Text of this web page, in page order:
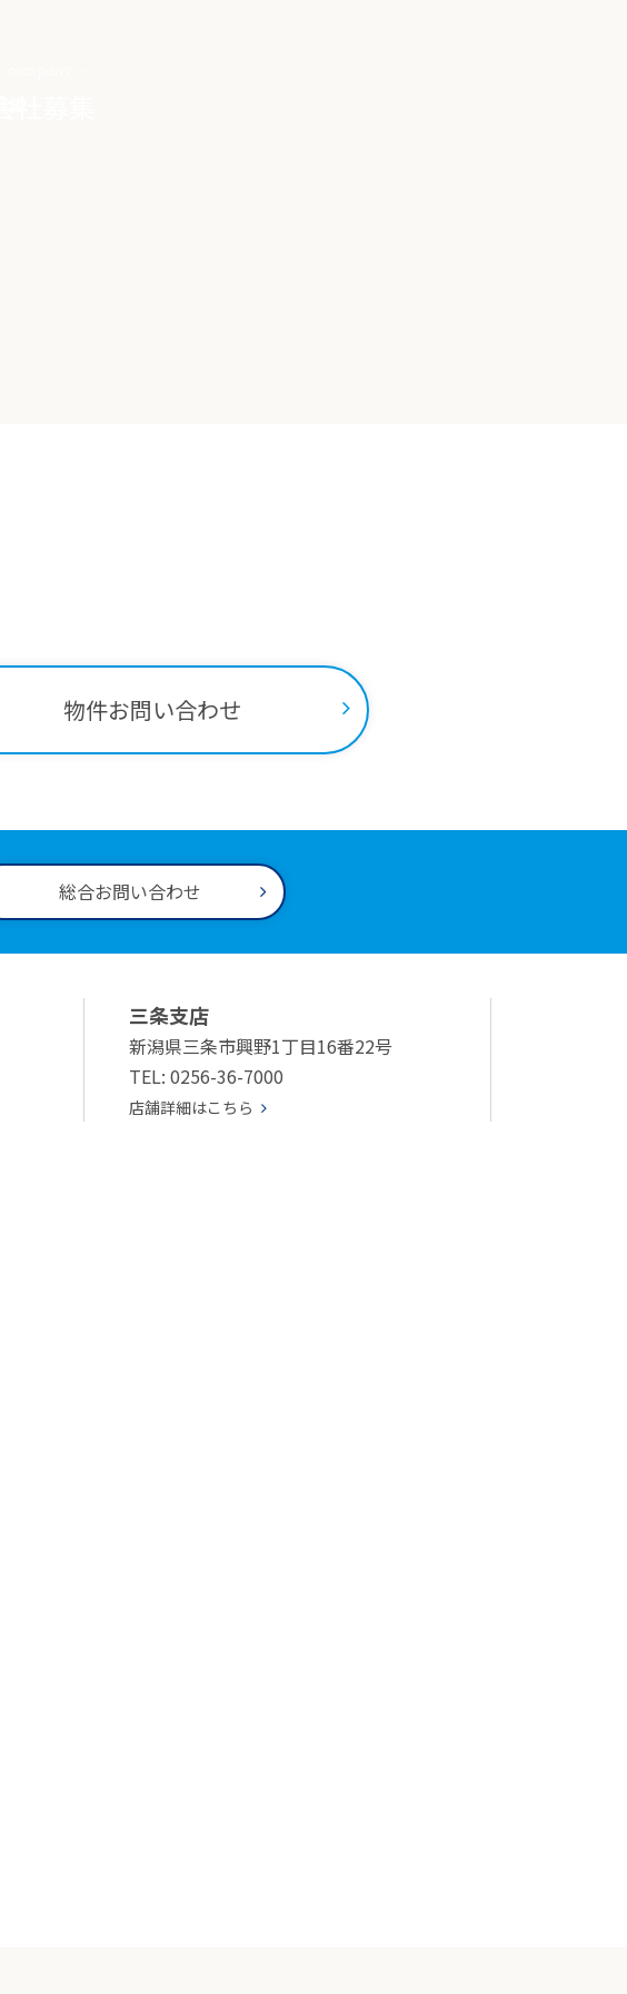
物件お問い合わせ
総合お問い合わせ
三条支店
新潟県三条市興野1丁目16番22号
TEL: 0256-36-7000
店舗詳細はこちら